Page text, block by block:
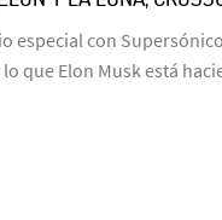
especial con
lo que Elon Musk está